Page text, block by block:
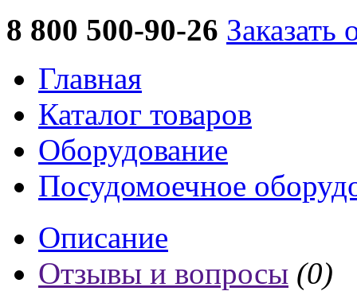
8 800 500-90-26 Заказать
Главная
Каталог товаров
Оборудование
Посудомоечное
Описание
Отзывы и вопросы (0)